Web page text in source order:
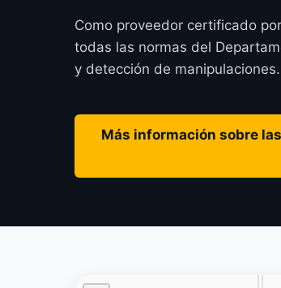
Como proveedor certificado
todas las normas del
y detección de manipulaciones.
Más información sobre